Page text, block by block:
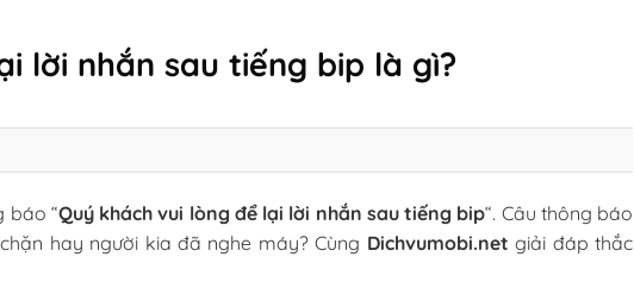
lời nhắn sau tiếng bip là gì?
báo “Quý khách vui lòng để lại lời nhắn sau tiếng bip“. Câu thông báo
hay người kia đã nghe máy? Cùng Dichvumobi.net giải đáp thắc